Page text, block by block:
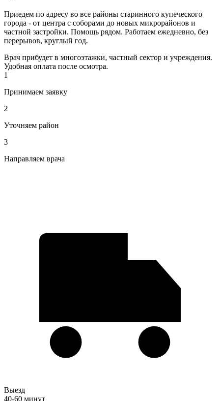
Приедем по адресу во все районы старинного купеческого
города - от центра с соборами до новых микрорайонов и
частной застройки. Помощь рядом. Работаем ежедневно, без
перерывов, круглый год.
Врач прибудет в многоэтажки, частный сектор и учреждения.
Удобная оплата после осмотра.
1
Принимаем заявку
2
Уточняем район
3
Направляем врача
Выезд
40-60 минут